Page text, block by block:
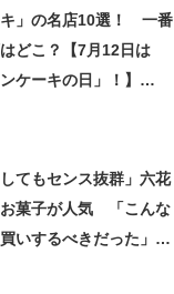
」の名店10選！ 一番
どこ？【7月12日は
ケーキの日」！】
してもセンス抜群」六花
お菓子が人気 「こんな
いするべきだった」